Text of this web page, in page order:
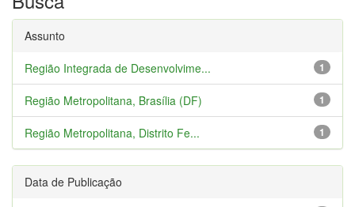
Assunto
1
Região Integrada de Desenvolvime...
1
Região Metropolitana, Brasília (DF)
1
Região Metropolitana, Distrito Fe...
Data de Publicação